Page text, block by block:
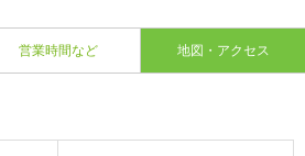
営業時間など 地図・アクセス